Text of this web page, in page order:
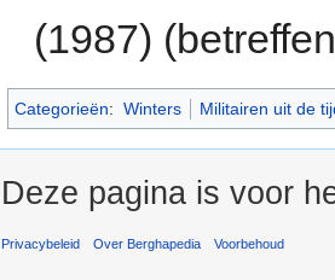
(1987)
Categorieën: Winters Militairen uit de
Deze pagina is voor
Privacybeleid Over Berghapedia Voorbehoud